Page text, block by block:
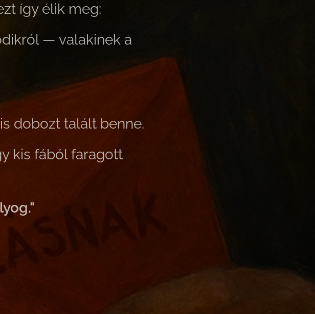
így élik meg:
— valakinek a
dobozt talált benne.
kis fából faragott